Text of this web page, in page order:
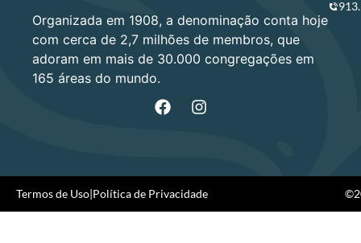
Organizada em 1908, a denominação conta hoje
com cerca de 2,7 milhões de membros, que
adoram em mais de 30.000 congregações em
165 áreas do mundo.
Termos de Uso|Política de Privacidade